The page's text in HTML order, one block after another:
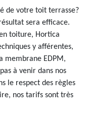
de votre toit terrasse?
sera efficace.
toiture, Hortica
y afférentes,
membrane EDPM,
à venir dans nos
le respect des règles
nos tarifs sont très